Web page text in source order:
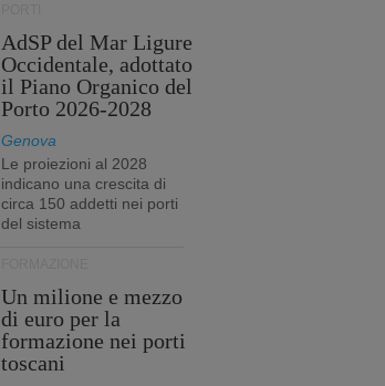
AdSP del Mar Ligure
Occidentale, adottato
il Piano Organico del
Porto 2026-2028
Genova
Le proiezioni al 2028
indicano una crescita di
circa 150 addetti nei porti
del sistema
Un milione e mezzo
di euro per la
formazione nei porti
toscani